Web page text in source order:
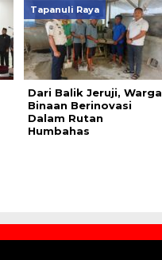
Tapanuli Raya
Dari Balik Jeruji, Warga
Binaan Berinovasi
Dalam Rutan
Humbahas